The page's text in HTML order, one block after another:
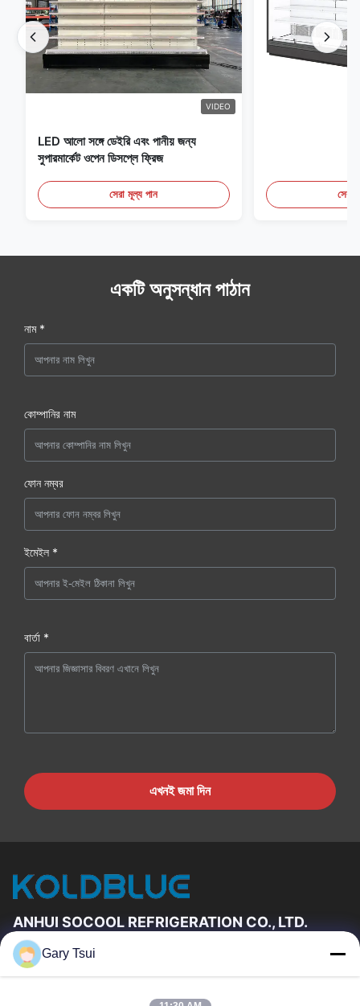
VIDEO
LED আলো সঙ্গে ডেইরি এবং পানীয় জন্য
সুপারমার্কেট ওপেন ডিসপ্লে ফ্রিজ
সেরা মূল্য পান সেরা
একটি অনুসন্ধান পাঠান
নাম *
কোম্পানির নাম
ফোন নম্বর
ইমেইল *
বার্তা *
এখনই জমা দিন
ANHUI SOCOOL REFRIGERATION CO., LTD.
দ্রুত লিঙ্কGary Tsui